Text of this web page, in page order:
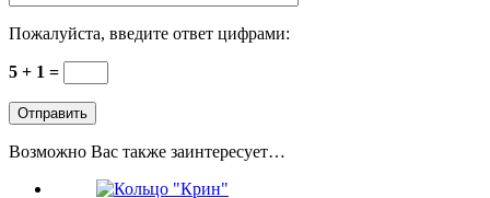
Пожалуйста, введите ответ цифрами:
5 + 1 =
Возможно Вас также заинтересует…